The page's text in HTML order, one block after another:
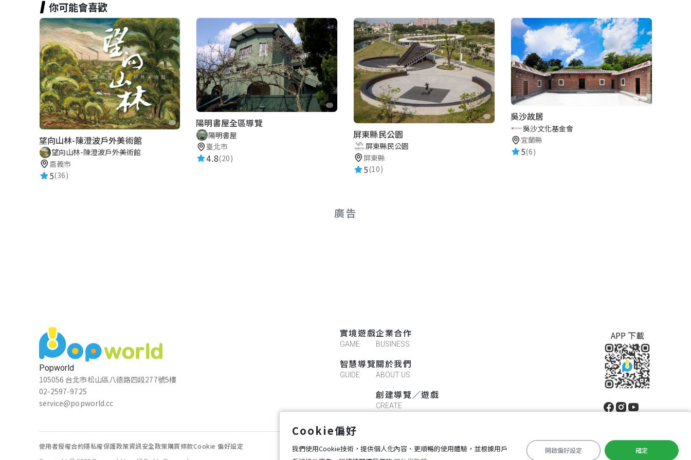
你可能會喜歡
望向山林-陳澄波戶外美術館
望向山林-陳澄波戶外美術館
嘉義市
5(36)
陽明書屋全區導覽
陽明書屋
臺北市
4.8(20)
屏東縣民公園
屏東縣民公園
屏東縣
5(10)
吳沙故居
吳沙文化基金會
宜蘭縣
5(6)
廣告
Popworld
105056 台北市松山區八德路四段277號5樓
02-2597-9725
service@popworld.cc
實境遊戲
GAME
智慧導覽
GUIDE
企業合作
BUSINESS
關於我們
ABOUT US
創建導覽／遊戲
CREATE
APP 下載
使用者授權合約隱私權保護政策資訊安全政策購買條款Cookie 偏好設定
中文
Cookie偏好
我們使用Cookie技術，提供個人化內容、更順暢的使用體驗，並根據用戶
開啟偏好設定 確定